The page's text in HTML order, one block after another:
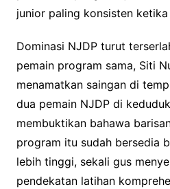
junior paling konsisten ketika
Dominasi NJDP turut
pemain program sama, Siti
menamatkan saingan di
dua pemain NJDP di
membuktikan bahawa
program itu sudah bersedia
lebih tinggi, sekali gus
pendekatan latihan